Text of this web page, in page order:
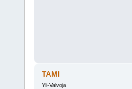
TAMI
Yli-Valvoja